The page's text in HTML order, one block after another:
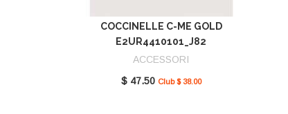
COCCINELLE C-ME GOLD
E2UR4410101_J82
ACCESSORI
$ 47.50 Club $ 38.00